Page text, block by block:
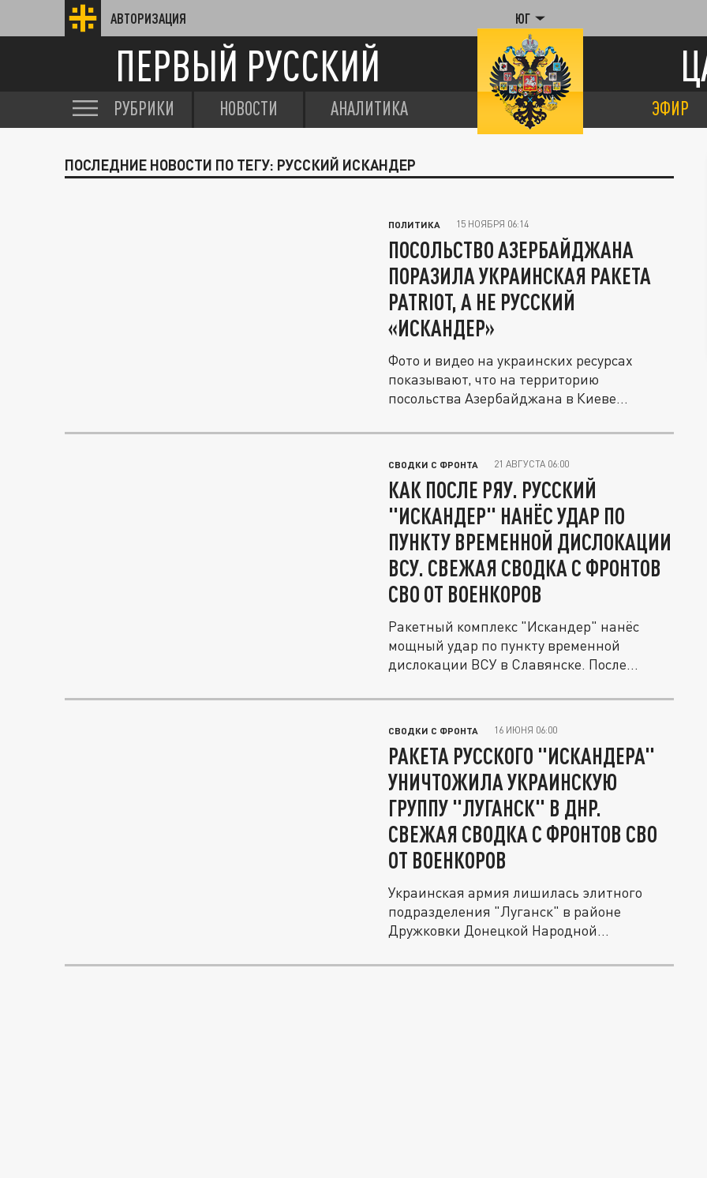
АВТОРИЗАЦИЯ ЮГ
ПЕРВЫЙ РУССКИЙ
РУБРИКИ НОВОСТИ АНАЛИТИКА ЭФИР
ПОСЛЕДНИЕ НОВОСТИ ПО ТЕГУ: РУССКИЙ ИСКАНДЕР
ПОЛИТИКА 15 НОЯБРЯ 06:14
ПОСОЛЬСТВО АЗЕРБАЙДЖАНА
ПОРАЗИЛА УКРАИНСКАЯ РАКЕТА
PATRIOT, А НЕ РУССКИЙ
«ИСКАНДЕР»
Фото и видео на украинских ресурсах
показывают, что на территорию
посольства Азербайджана в Киеве
СВОДКИ С ФРОНТА 21 АВГУСТА 06:00
КАК ПОСЛЕ РЯУ. РУССКИЙ
"ИСКАНДЕР" НАНЁС УДАР ПО
ПУНКТУ ВРЕМЕННОЙ ДИСЛОКАЦИИ
ВСУ. СВЕЖАЯ СВОДКА С ФРОНТОВ
СВО ОТ ВОЕНКОРОВ
Ракетный комплекс "Искандер" нанёс
мощный удар по пункту временной
дислокации ВСУ в Славянске. После
СВОДКИ С ФРОНТА 16 ИЮНЯ 06:00
РАКЕТА РУССКОГО "ИСКАНДЕРА"
УНИЧТОЖИЛА УКРАИНСКУЮ
ГРУППУ "ЛУГАНСК" В ДНР.
СВЕЖАЯ СВОДКА С ФРОНТОВ СВО
ОТ ВОЕНКОРОВ
Украинская армия лишилась элитного
подразделения "Луганск" в районе
Дружковки Донецкой Народной